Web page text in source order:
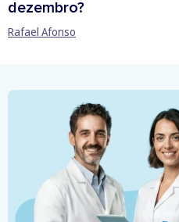
dezembro?
Rafael Afonso